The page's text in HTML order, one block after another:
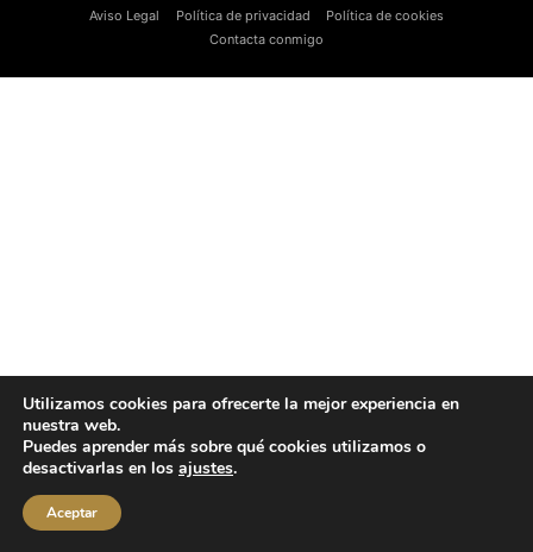
Aviso Legal Política de privacidad
Política de cookies
Contacta conmigo
Utilizamos cookies para ofrecerte la mejor experiencia en
nuestra web.
Puedes aprender más sobre qué cookies utilizamos o
desactivarlas en los ajustes.
Aceptar